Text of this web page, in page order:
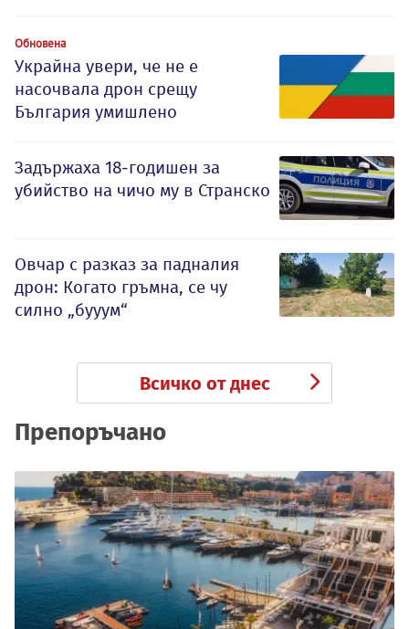
Обновена
Украйна увери, че не е
насочвала дрон срещу
България умишлено
Задържаха 18-годишен за
убийство на чичо му в Странско
Овчар с разказ за падналия
дрон: Когато гръмна, се чу
силно „бууум“
Всичко от днес
Препоръчано